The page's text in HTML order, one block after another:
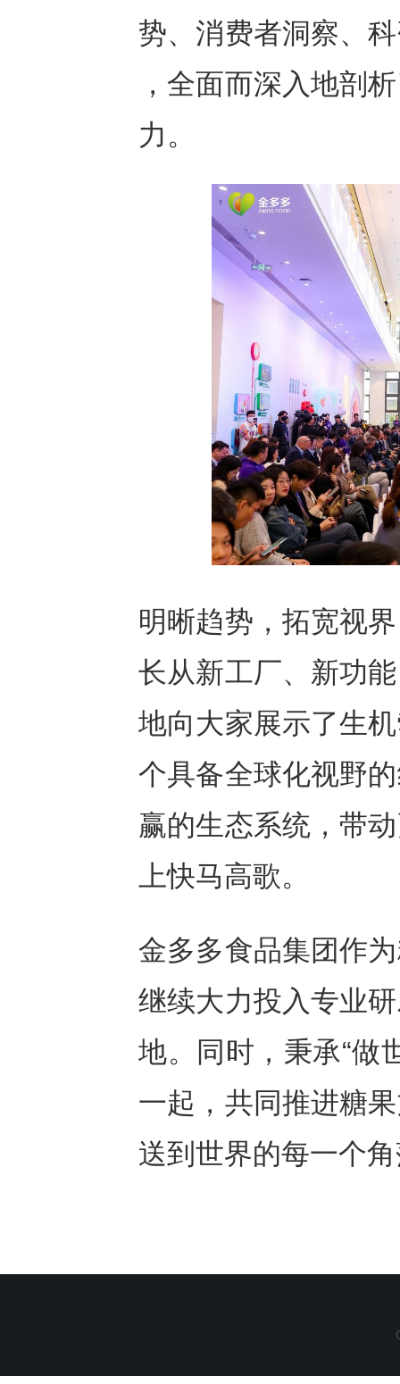
势、消费者洞察、
，全面而深入地剖
力。
明晰趋势，拓宽视
长从新工厂、新功
地向大家展示了生
个具备全球化视野
赢的生态系统，带
上快马高歌。
金多多食品集团作
继续大力投入专业
地。同时，秉承“做
一起，共同推进糖
送到世界的每一个